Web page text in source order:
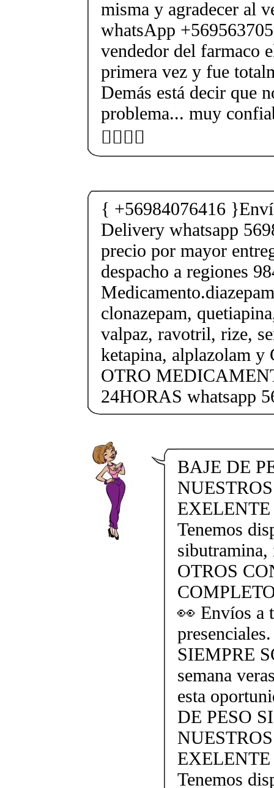
misma y agradecer al
whatsApp
vendedor del farmaco
primera vez y fue
Demás está decir que
problema... muy
👍🏻💃🏻
{ +56984076416
Delivery whatsapp
precio por mayor
despacho a regiones
clonazepam,
valpaz, ravotril, rize,
ketapina, alplazolam
OTRO
24HORAS whatsapp
BAJE DE
Tenemos
OTROS
👀 Envíos a
SIEMPRE
semana
esta
DE PESO
Tenemos